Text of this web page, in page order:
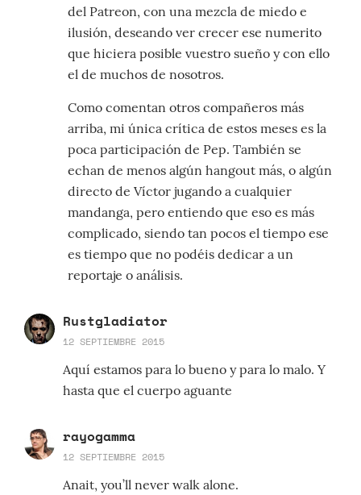
del Patreon, con una mezcla de miedo e
ilusión, deseando ver crecer ese numerito
que hiciera posible vuestro sueño y con ello
el de muchos de nosotros.
Como comentan otros compañeros más
arriba, mi única crítica de estos meses es la
poca participación de Pep. También se
echan de menos algún hangout más, o algún
directo de Víctor jugando a cualquier
mandanga, pero entiendo que eso es más
complicado, siendo tan pocos el tiempo ese
es tiempo que no podéis dedicar a un
reportaje o análisis.
Rustgladiator
12 SEPTIEMBRE 2015
Aquí estamos para lo bueno y para lo malo. Y
hasta que el cuerpo aguante
rayogamma
12 SEPTIEMBRE 2015
Anait, you’ll never walk alone.